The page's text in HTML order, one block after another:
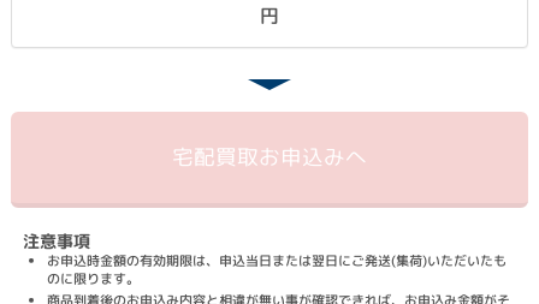
円
宅配買取お申込みへ
注意事項
お申込時金額の有効期限は、申込当日または翌日にご発送(集荷)いただいたも
のに限ります。
商品到着後のお申込み内容と相違が無い事が確認できれば、お申込み金額がそ